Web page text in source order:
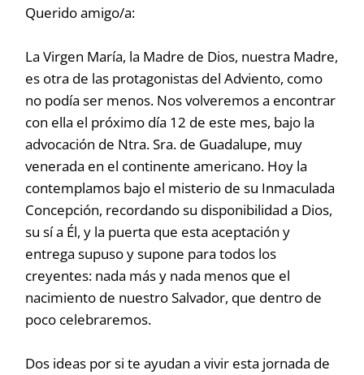
Querido amigo/a:
La Virgen María, la Madre de Dios, nuestra Madre,
es otra de las protagonistas del Adviento, como
no podía ser menos. Nos volveremos a encontrar
con ella el próximo día 12 de este mes, bajo la
advocación de Ntra. Sra. de Guadalupe, muy
venerada en el continente americano. Hoy la
contemplamos bajo el misterio de su Inmaculada
Concepción, recordando su disponibilidad a Dios,
su sí a Él, y la puerta que esta aceptación y
entrega supuso y supone para todos los
creyentes: nada más y nada menos que el
nacimiento de nuestro Salvador, que dentro de
poco celebraremos.
Dos ideas por si te ayudan a vivir esta jornada de